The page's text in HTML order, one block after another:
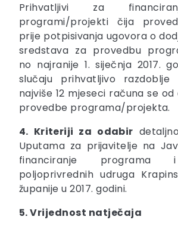
Prihvatljivi za
programi/projekti čija
prije potpisivanja ugovora o
sredstava za provedbu
no najranije 1. siječnja 2017.
slučaju prihvatljivo
najviše 12 mjeseci računa se
provedbe programa/projekta.
4. Kriteriji za odabir
Uputama za prijavitelje na
financiranje programa
poljoprivrednih udruga
županije u 2017. godini.
5. Vrijednost natječaja